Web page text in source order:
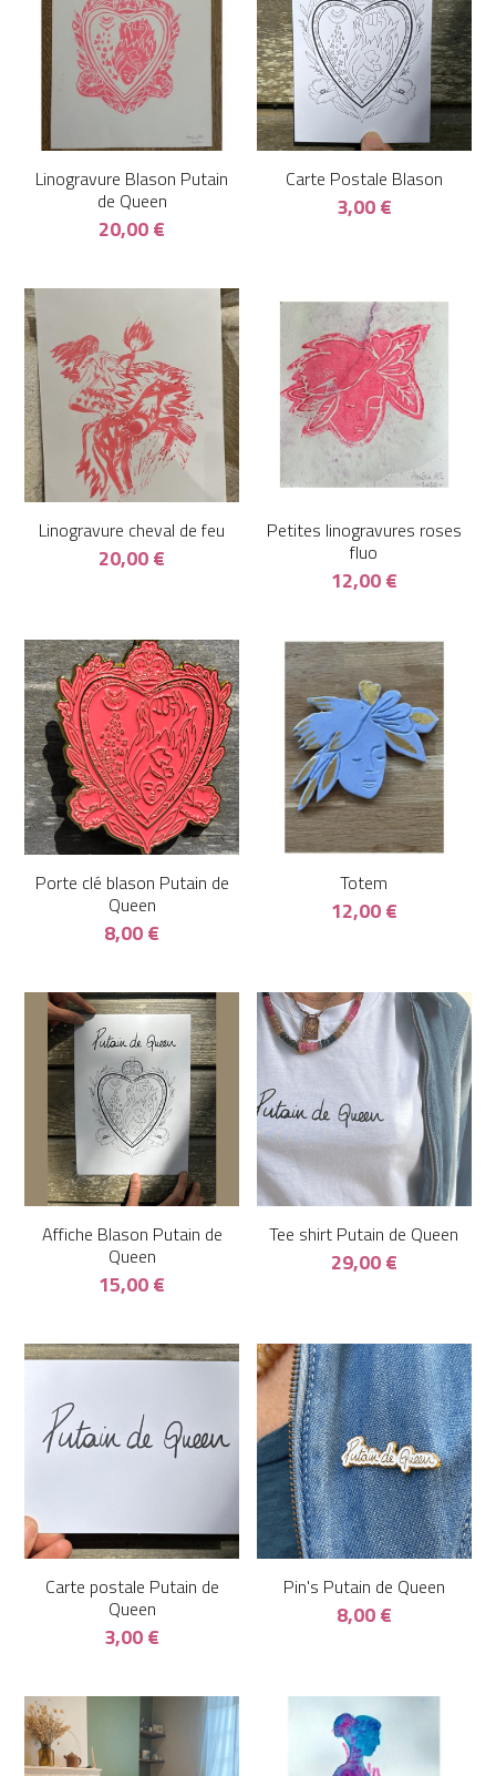
Linogravure Blason Putain
de Queen
20,00 €
Carte Postale Blason
3,00 €
Linogravure cheval de feu
20,00 €
Petites linogravures roses
fluo
12,00 €
Porte clé blason Putain de
Queen
8,00 €
Totem
12,00 €
Affiche Blason Putain de
Queen
15,00 €
Tee shirt Putain de Queen
29,00 €
Carte postale Putain de
Queen
3,00 €
Pin's Putain de Queen
8,00 €